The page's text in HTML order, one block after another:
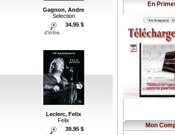
Gagnon, Andre
Selection
34.95 $
Leclerc, Felix
Felix
39.95 $
En
Mon